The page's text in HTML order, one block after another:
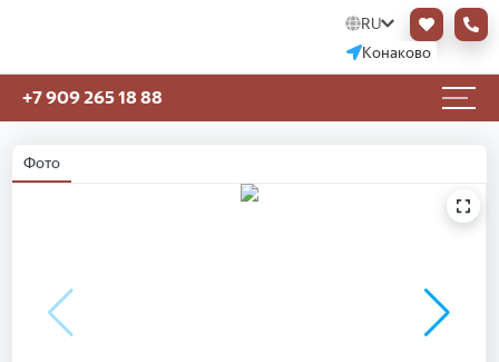
RU
Конаково
+7 909 265 18 88
Фото